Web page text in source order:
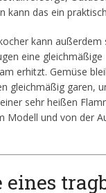
kann das ein
kann außerdem
eine gleichmäßige
erhitzt. Gemüse
gleichmäßig garen,
sehr heißen
Modell und von der
eines